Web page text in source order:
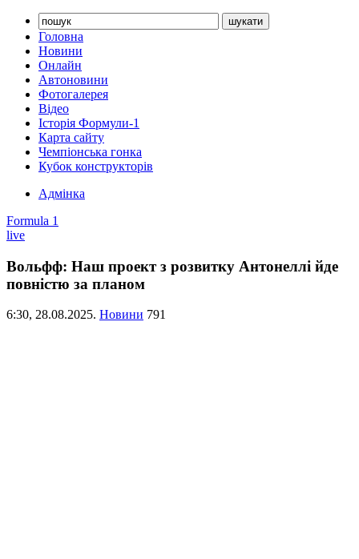
Головна
Новини
Онлайн
Автоновини
Фотогалерея
Відео
Історія Формули-1
Карта сайту
Чемпіонська гонка
Кубок конструкторів
Адмінка
Formula 1
live
Вольфф: Наш проект з розвитку Антонеллі йде
повністю за планом
6:30, 28.08.2025. Новини 791